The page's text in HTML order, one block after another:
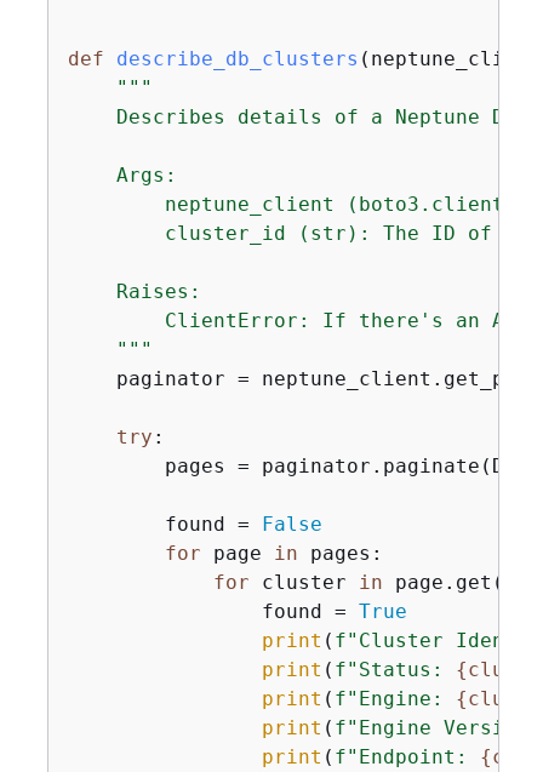
def describe_db_clusters (
"""
Describes details of a Neptune DB
    Args:
neptune_client (boto3.client):
cluster_id (str): The ID of
    Raises:
ClientError: If there's an AWS
    """
paginator =
try :
pages =
        found =
False
for page in pages:
for cluster in page.get(
                found =
True
print ( f"Cluster
print ( f"Status: {
print ( f"Engine: {
print ( f"Engine
print ( f"Endpoint: {